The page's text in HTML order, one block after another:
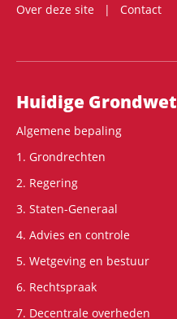
Over deze site
Contact
Hoofdnavigatie
Huidige Grondwet
Algemene bepaling
1. Grondrechten
2. Regering
3. Staten-Generaal
4. Advies en controle
5. Wetgeving en bestuur
6. Rechtspraak
7. Decentrale overheden